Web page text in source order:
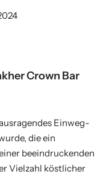
Crown Bar
Einweg-
die ein
beeindruckenden
Vielzahl köstlicher